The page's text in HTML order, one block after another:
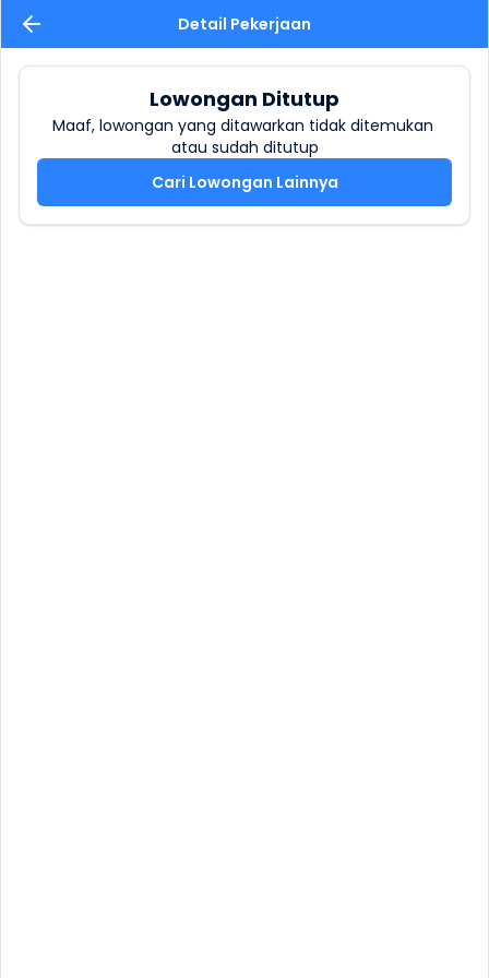
Detail Pekerjaan
Lowongan Ditutup
Maaf, lowongan yang ditawarkan tidak ditemukan
atau sudah ditutup
Cari Lowongan Lainnya